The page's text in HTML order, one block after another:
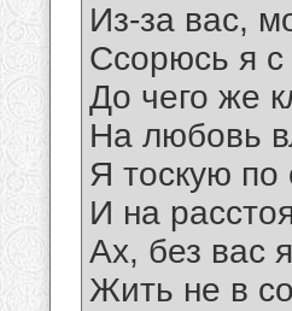
Из-за вас,
Ссорюсь я с
До чего же
Hа любовь
Я тоскую по
И на
Ах, без вас
Жить не в